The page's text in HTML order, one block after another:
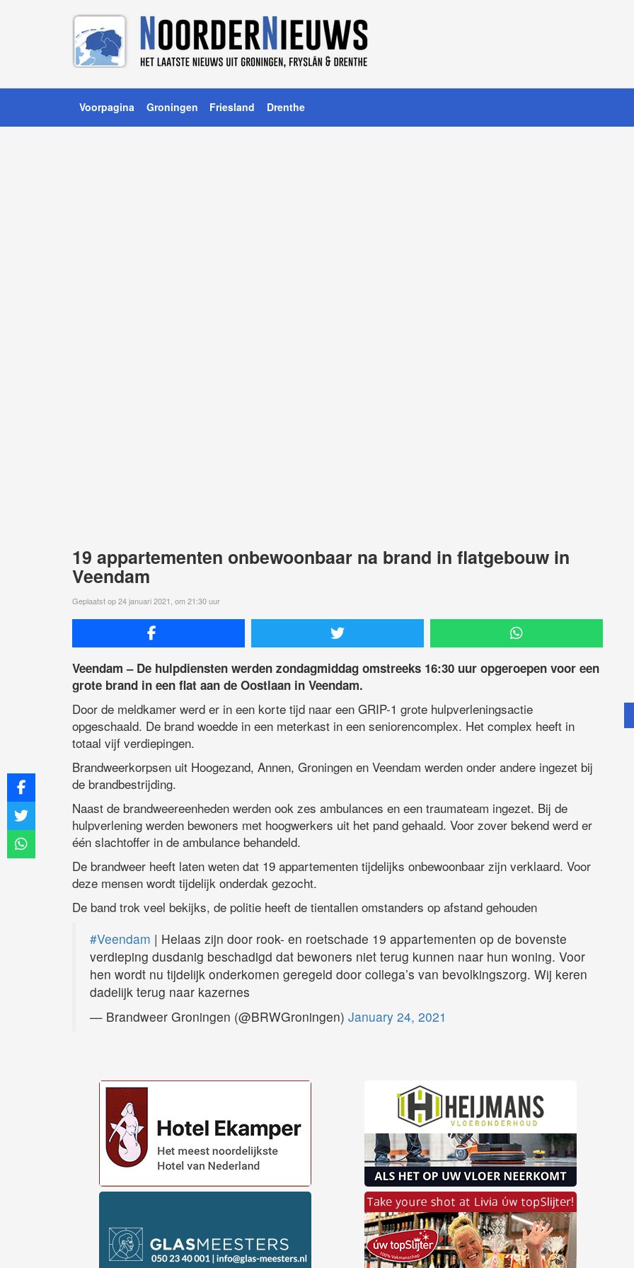
Voorpagina Groningen Friesland Drenthe
19 appartementen onbewoonbaar na brand in flatgebouw in
Veendam
Geplaatst op 24 januari 2021, om 21:30 uur
Veendam – De hulpdiensten werden zondagmiddag omstreeks 16:30 uur opgeroepen voor een
grote brand in een flat aan de Oostlaan in Veendam.
Door de meldkamer werd er in een korte tijd naar een GRIP-1 grote hulpverleningsactie
opgeschaald. De brand woedde in een meterkast in een seniorencomplex. Het complex heeft in
totaal vijf verdiepingen.
Brandweerkorpsen uit Hoogezand, Annen, Groningen en Veendam werden onder andere ingezet bij
de brandbestrijding.
Naast de brandweereenheden werden ook zes ambulances en een traumateam ingezet. Bij de
hulpverlening werden bewoners met hoogwerkers uit het pand gehaald. Voor zover bekend werd er
één slachtoffer in de ambulance behandeld.
De brandweer heeft laten weten dat 19 appartementen tijdelijks onbewoonbaar zijn verklaard. Voor
deze mensen wordt tijdelijk onderdak gezocht.
De band trok veel bekijks, de politie heeft de tientallen omstanders op afstand gehouden
#Veendam | Helaas zijn door rook- en roetschade 19 appartementen op de bovenste
verdieping dusdanig beschadigd dat bewoners niet terug kunnen naar hun woning. Voor
hen wordt nu tijdelijk onderkomen geregeld door collega’s van bevolkingszorg. Wij keren
dadelijk terug naar kazernes
— Brandweer Groningen (@BRWGroningen) January 24, 2021